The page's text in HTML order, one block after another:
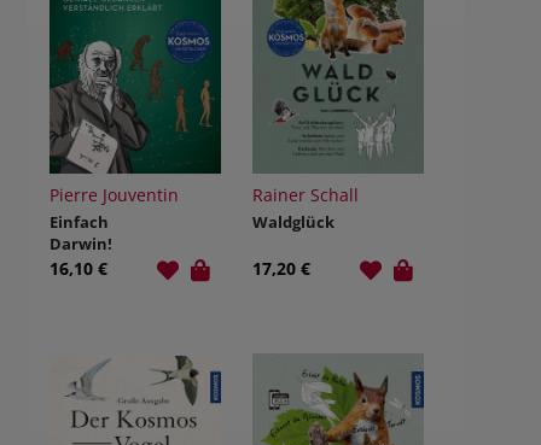
Pierre Jouventin
Einfach
Darwin!
16,10 €
Rainer Schall
Waldglück
17,20 €